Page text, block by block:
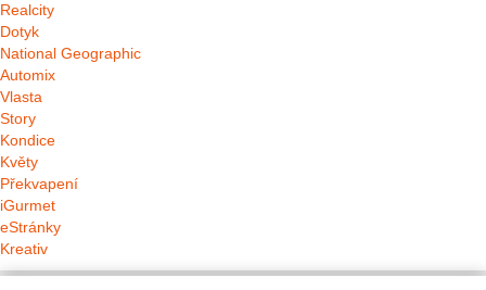
Realcity
Dotyk
National Geographic
Automix
Vlasta
Story
Kondice
Květy
Překvapení
iGurmet
eStránky
Kreativ